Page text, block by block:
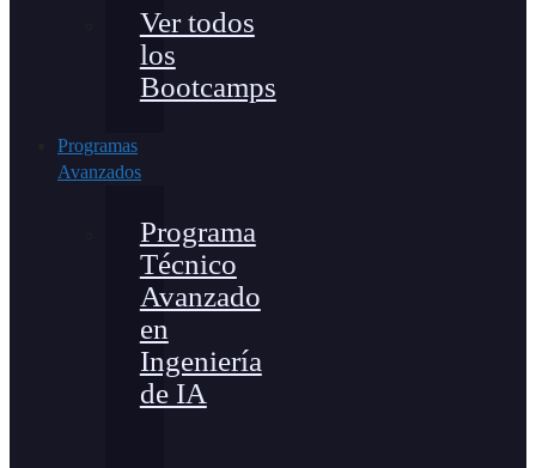
Ver todos
los
Bootcamps
Programas
Avanzados
Programa
Técnico
Avanzado
en
Ingeniería
de IA